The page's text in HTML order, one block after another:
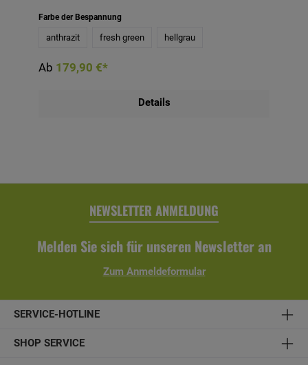
automatisch. Er ist ideal für Balkone und in fünf
verschiedenen Dessins erhältlich. - Aluminiumgestell-
Bezug: 100% Polyester, 180 gr./qm- UV-Schutz LSF/SPF 50+
(nach AS/NZS 4399: 1996)- Lichtechtheit: Stufe 5+-
15 cm höhenverstellbar Größe ca. 210 x 140 cm/6-
Farbe der Bespannung
anthrazit fresh green hellgrau
Ab 179,90 €*
Details
NEWSLETTER ANMELDUNG
Melden Sie sich für unseren Newsletter an
Zum Anmeldeformular
SERVICE-HOTLINE
SHOP SERVICE